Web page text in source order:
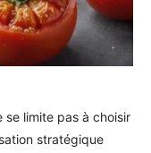
se limite pas à choisir
stratégique